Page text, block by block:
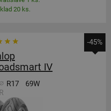
20 ks.
-45%
IV
R17
69W